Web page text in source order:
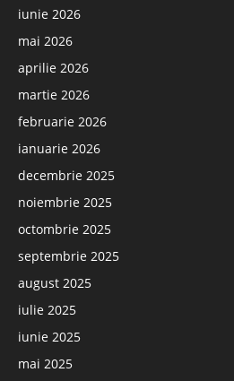
iunie 2026
mai 2026
aprilie 2026
martie 2026
februarie 2026
ianuarie 2026
decembrie 2025
noiembrie 2025
octombrie 2025
septembrie 2025
august 2025
iulie 2025
iunie 2025
mai 2025